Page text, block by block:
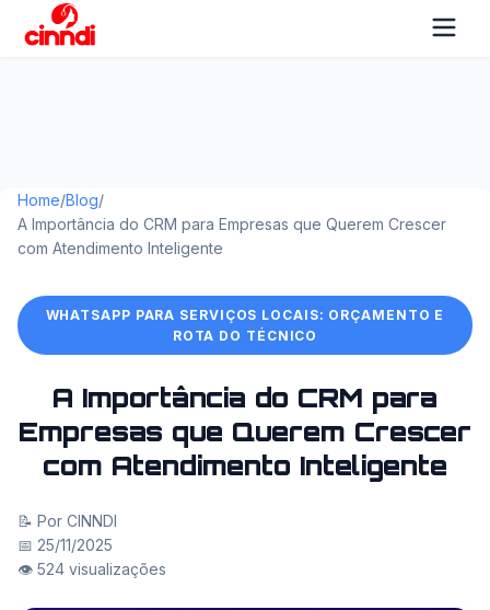
Home/Blog/
A Importância do CRM para Empresas que Querem Crescer
com Atendimento Inteligente
WHATSAPP PARA SERVIÇOS LOCAIS: ORÇAMENTO E
ROTA DO TÉCNICO
A Importância do CRM para
Empresas que Querem Crescer
com Atendimento Inteligente
📝 Por CINNDI
📅 25/11/2025
👁️ 524 visualizações